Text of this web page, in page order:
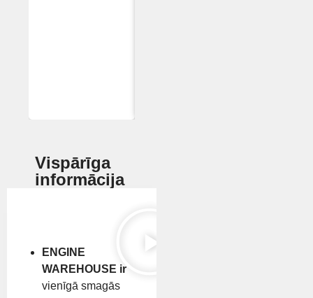
Vispārīga
informācija
ENGINE
WAREHOUSE ir
vienīgā smagās